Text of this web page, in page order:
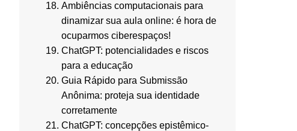
Ambiências computacionais para
dinamizar sua aula online: é hora de
ocuparmos ciberespaços!
ChatGPT: potencialidades e riscos
para a educação
Guia Rápido para Submissão
Anônima: proteja sua identidade
corretamente
ChatGPT: concepções epistêmico-